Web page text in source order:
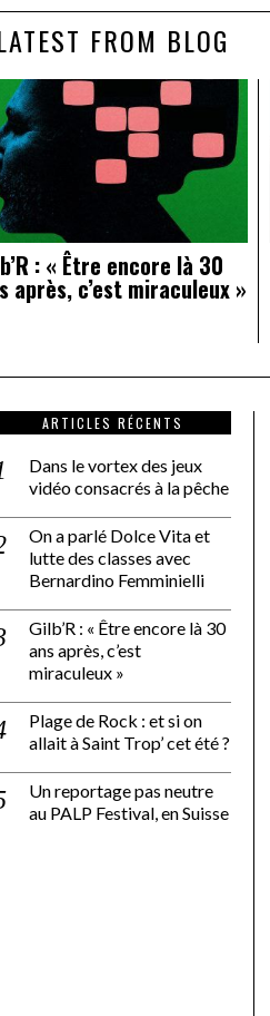
FROM BLOG
: « Être encore là 30
après, c’est miraculeux »
ARTICLES RÉCENTS
Dans le vortex des jeux
vidéo consacrés à la pêche
On a parlé Dolce Vita et
lutte des classes avec
Bernardino Femminielli
Gilb’R : « Être encore là 30
ans après, c’est
miraculeux »
Plage de Rock : et si on
allait à Saint Trop’ cet été ?
Un reportage pas neutre
au PALP Festival, en Suisse